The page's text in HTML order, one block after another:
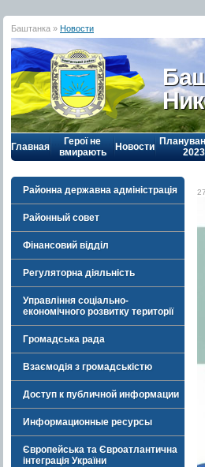
Баштанка » Новости
Главная
Герої не
вмирають
Новости
Районна державна адміністрація
Районный совет
Фінансовий відділ
Регуляторна діяльність
Управління соціально-
економічного розвитку території
Громадська рада
Взаємодія з громадськістю
Доступ к публичной информации
Информационные ресурсы
Європейська та Євроатлантична
інтеграція України